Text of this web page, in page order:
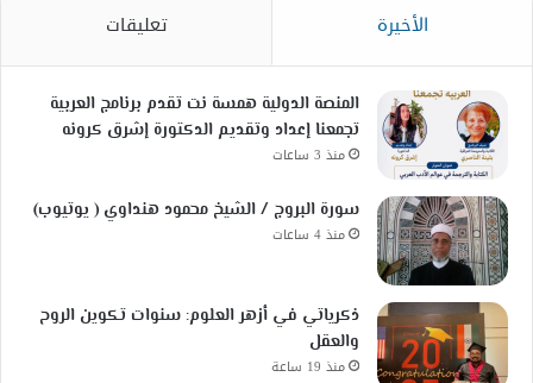
الأخيرة تعليقات
المنصة الدولية همسة نت تقدم برنامج العربية
تجمعنا إعداد وتقديم الدكتورة إشرق كرونه
منذ 3 ساعات
سورة البروج / الشيخ محمود هنداوي ( يوتيوب)
منذ 4 ساعات
ذكرياتي في أزهر العلوم: سنوات تكوين الروح
والعقل
منذ 19 ساعة